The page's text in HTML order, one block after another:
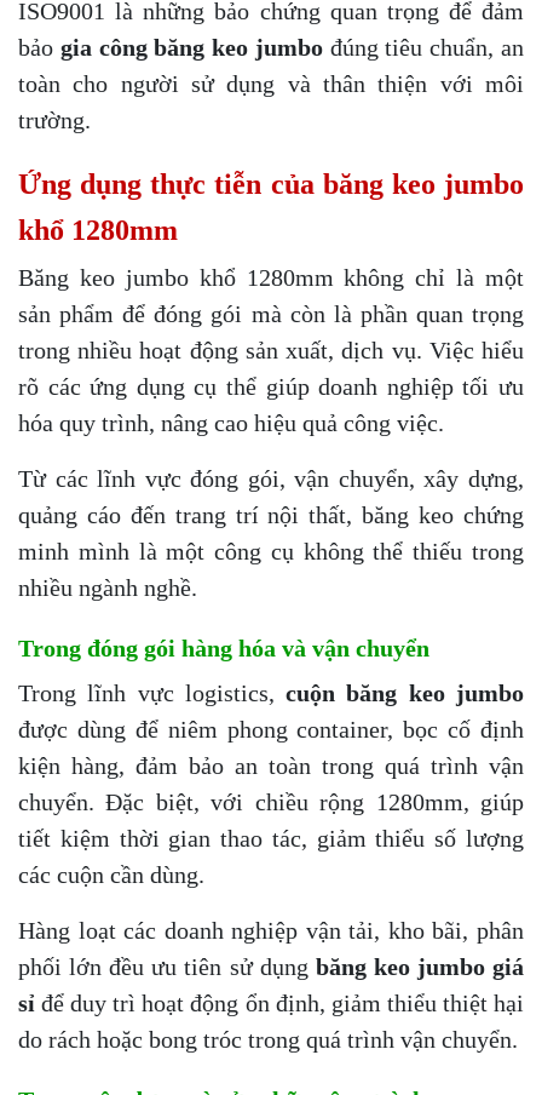
ISO9001 là những bảo chứng quan trọng để đảm
bảo gia công băng keo jumbođúng tiêu chuẩn, an
toàn cho người sử dụng và thân thiện với môi
trường.
Ứng dụng thực tiễn của băng keo jumbo
khổ 1280mm
Băng keo jumbo khổ 1280mm không chỉ là một
sản phẩm để đóng gói mà còn là phần quan trọng
trong nhiều hoạt động sản xuất, dịch vụ. Việc hiểu
rõ các ứng dụng cụ thể giúp doanh nghiệp tối ưu
hóa quy trình, nâng cao hiệu quả công việc.
Từ các lĩnh vực đóng gói, vận chuyển, xây dựng,
quảng cáo đến trang trí nội thất, băng keo chứng
minh mình là một công cụ không thể thiếu trong
nhiều ngành nghề.
Trong đóng gói hàng hóa và vận chuyển
Trong lĩnh vực logistics,cuộn băng keo jumbo
được dùng để niêm phong container, bọc cố định
kiện hàng, đảm bảo an toàn trong quá trình vận
chuyển. Đặc biệt, với chiều rộng 1280mm, giúp
tiết kiệm thời gian thao tác, giảm thiểu số lượng
các cuộn cần dùng.
Hàng loạt các doanh nghiệp vận tải, kho bãi, phân
phối lớn đều ưu tiên sử dụng băng keo jumbo giá
sỉ để duy trì hoạt động ổn định, giảm thiểu thiệt hại
do rách hoặc bong tróc trong quá trình vận chuyển.